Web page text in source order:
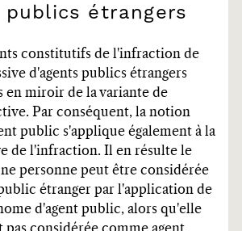
publics étrangers
constitutifs de l'infraction de
d'agents publics étrangers
en miroir de la variante de
Par conséquent, la notion
public s'applique également à la
de l'infraction. Il en résulte le
personne peut être considérée
étranger par l'application de
d'agent public, alors qu'elle